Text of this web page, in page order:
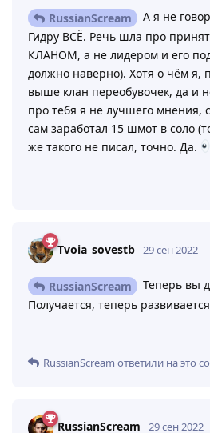
RussianScream
А я не
Гидру ВСЁ. Речь шла про
КЛАНОМ, а не лидером и его
должно наверно). Хотя о чём я,
выше клан переобувочек, да и
про тебя я не лучшего мнения,
сам заработал 15 шмот в соло
же такого не писал, точно. Да.
Tvoia_sovestb 29 сен 2022
RussianScream
Теперь вы
Получается, теперь
RussianScream ответили на это
RussianScream 29 сен 2022